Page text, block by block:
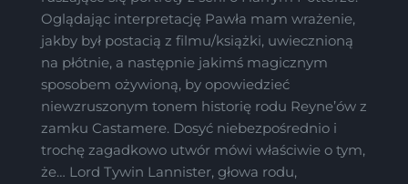
Oglądając interpretację Pawła mam wrażenie,
jakby był postacią z filmu/książki, uwiecznioną
na płótnie, a następnie jakimś magicznym
sposobem ożywioną, by opowiedzieć
niewzruszonym tonem historię rodu Reyne’ów z
zamku Castamere. Dosyć niebezpośrednio i
trochę zagadkowo utwór mówi właściwie o tym,
że… Lord Tywin Lannister, głowa rodu,